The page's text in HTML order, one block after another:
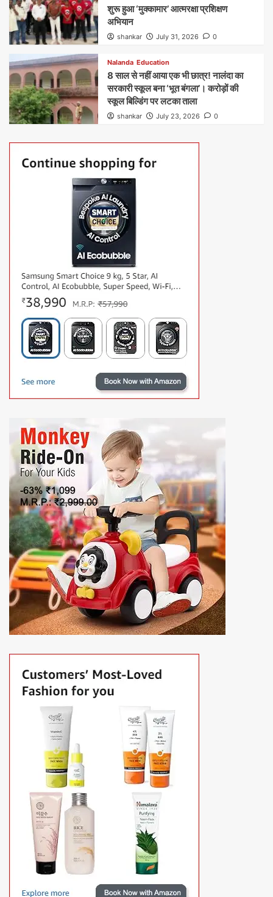
शुरू हुआ ‘मुक्कामार’ आत्मरक्षा प्रशिक्षण
अभियान
shankar July 31, 2026 0
Nalanda Education
8 साल से नहीं आया एक भी छात्र! नालंदा का
सरकारी स्कूल बना ‘भूत बंगला’। करोड़ों की
स्कूल बिल्डिंग पर लटका ताला
shankar July 23, 2026 0